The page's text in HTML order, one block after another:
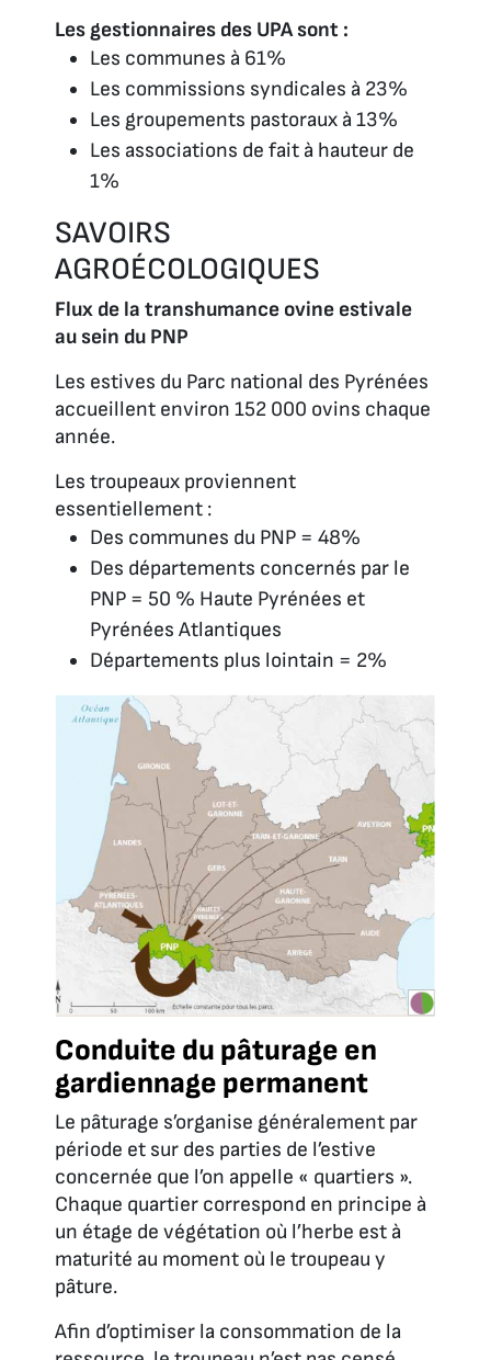
Les gestionnaires des UPA sont :
Les communes à 61%
Les commissions syndicales à 23%
Les groupements pastoraux à 13%
Les associations de fait à hauteur de
1%
SAVOIRS
AGROÉCOLOGIQUES
Flux de la transhumance ovine estivale
au sein du PNP
Les estives du Parc national des Pyrénées
accueillent environ 152 000 ovins chaque
année.
Les troupeaux proviennent
essentiellement :
Des communes du PNP = 48%
Des départements concernés par le
PNP = 50 % Haute Pyrénées et
Pyrénées Atlantiques
Départements plus lointain = 2%
Conduite du pâturage en
gardiennage permanent
Le pâturage s’organise généralement par
période et sur des parties de l’estive
concernée que l’on appelle « quartiers ».
Chaque quartier correspond en principe à
un étage de végétation où l’herbe est à
maturité au moment où le troupeau y
pâture.
Afin d’optimiser la consommation de la